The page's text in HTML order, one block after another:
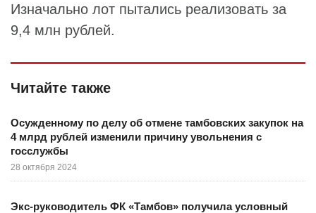
Изначально лот пытались реализовать за
9,4 млн рублей.
Читайте также
Осужденному по делу об отмене тамбовских закупок на
4 млрд рублей изменили причину увольнения с
госслужбы
28 октября 2024
Экс-руководитель ФК «Тамбов» получила условный